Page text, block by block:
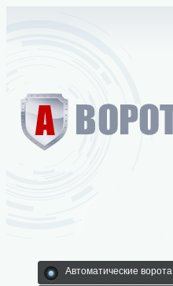
Автоматические ворота